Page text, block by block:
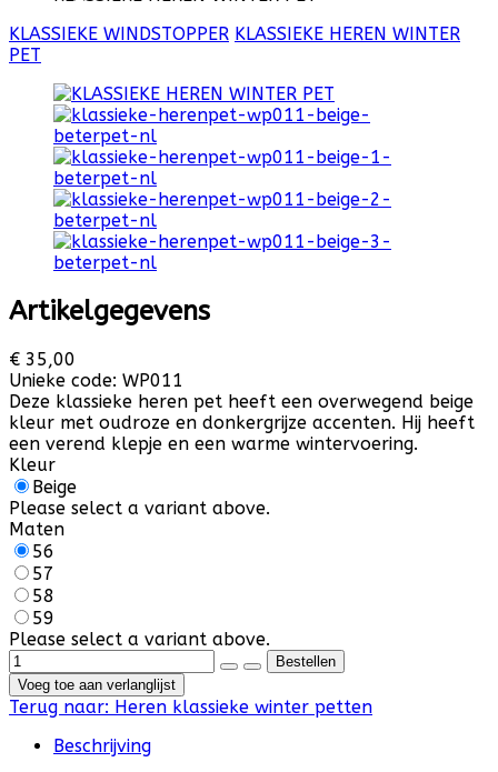
KLASSIEKE WINDSTOPPER KLASSIEKE HEREN WINTER
PET
Artikelgegevens
€ 35,00
Unieke code: WP011
Deze klassieke heren pet heeft een overwegend beige
kleur met oudroze en donkergrijze accenten. Hij heeft
een verend klepje en een warme wintervoering.
Kleur
Beige
Please select a variant above.
Maten
56
57
58
59
Please select a variant above.
Voeg toe aan verlanglijst
Terug naar: Heren klassieke winter petten
Beschrijving